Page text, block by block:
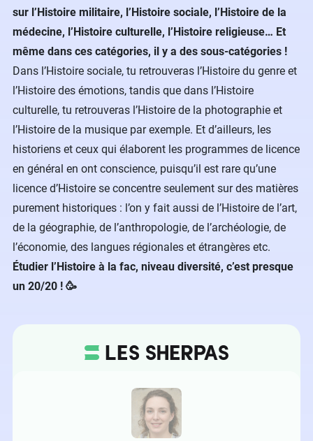
sur l’Histoire militaire, l’Histoire sociale, l’Histoire de la
médecine, l’Histoire culturelle, l’Histoire religieuse… Et
même dans ces catégories, il y a des sous-catégories !
Dans l’Histoire sociale, tu retrouveras l’Histoire du genre et
l’Histoire des émotions, tandis que dans l’Histoire
culturelle, tu retrouveras l’Histoire de la photographie et
l’Histoire de la musique par exemple. Et d’ailleurs, les
historiens et ceux qui élaborent les programmes de licence
en général en ont conscience, puisqu’il est rare qu’une
licence d’Histoire se concentre seulement sur des matières
purement historiques : l’on y fait aussi de l’Histoire de l’art,
de la géographie, de l’anthropologie, de l’archéologie, de
l’économie, des langues régionales et étrangères etc.
Étudier l’Histoire à la fac, niveau diversité, c’est presque
un 20/20 ! 🥳